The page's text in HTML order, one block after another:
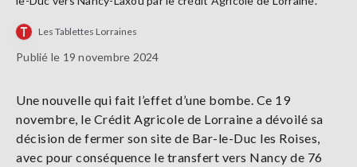
Les Tablettes Lorraines
Publié le 19 novembre 2024
Une nouvelle qui fait l’effet d’une bombe. Ce 19
novembre, le Crédit Agricole de Lorraine a dévoilé sa
décision de fermer son site de Bar-le-Duc les Roises,
avec pour conséquence le transfert vers Nancy de 76